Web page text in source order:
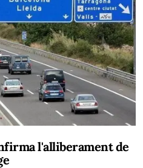
l'alliberament de